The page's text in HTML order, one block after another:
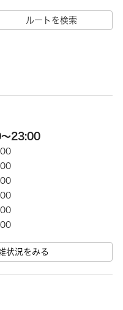
ルートを検索
23:00
状況をみる